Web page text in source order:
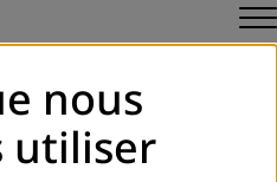
nous
utiliser